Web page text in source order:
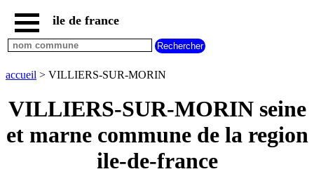
accueil
paris
communes
communes
hauts
de
seine
ile de france
accueil > VILLIERS-SUR-MORIN
VILLIERS-SUR-MORIN seine
et marne commune de la region
ile-de-france